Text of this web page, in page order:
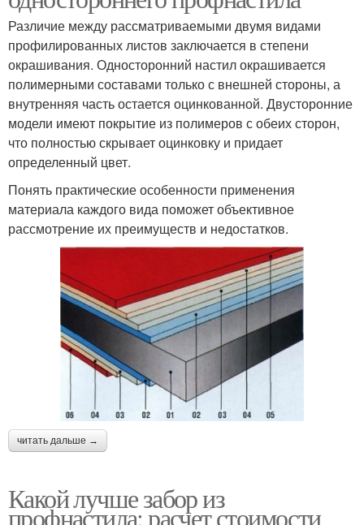
Различие между рассматриваемыми двумя видами
профилированных листов заключается в степени
окрашивания. Односторонний настил окрашивается
полимерными составами только с внешней стороны, а
внутренняя часть остается оцинкованной. Двусторонние
модели имеют покрытие из полимеров с обеих сторон,
что полностью скрывает оцинковку и придает
определенный цвет.
Понять практические особенности применения
материала каждого вида поможет объективное
рассмотрение их преимуществ и недостатков.
читать дальше →
Какой лучше забор из
профнастила: расчет стоимости